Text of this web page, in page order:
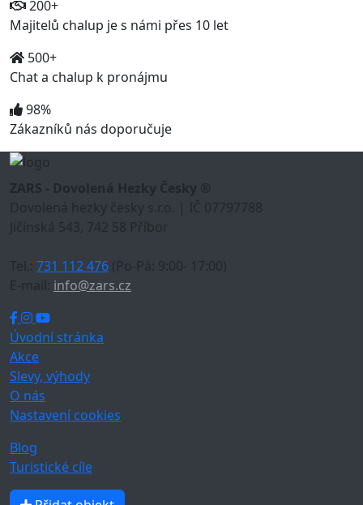
200+
Majitelů chalup je s námi přes 10 let
500+
Chat a chalup k pronájmu
98%
Zákazníků nás doporučuje
ZARS - Dovolená Hezky Česky ®
Dovolená hezky česky s.r.o. | IČ 07797788
Jičínská 543, 742 58 Příbor
Tel.: 731 112 476 (Po-Pá: 9:00- 17:00)
E-mail: info@zars.cz
Úvodní stránka
Akce
Slevy, výhody
O nás
Nastavení cookies
Blog
Turistické cíle